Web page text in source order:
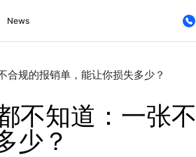
News
合规的报销单，能让你损失多少？
不知道：一张不
少？